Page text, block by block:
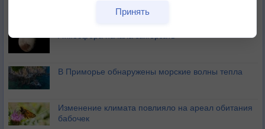
Атмосфера начала замерзать
В Приморье обнаружены морские волны тепла
Изменение климата повлияло на ареал обитания
бабочек
Принять